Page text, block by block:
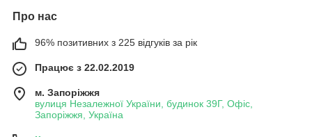
Про нас
96% позитивних з 225 відгуків за рік
Працює з 22.02.2019
м. Запоріжжя
вулиця Незалежної України, будинок 39Г, Офіс,
Запоріжжя, Україна